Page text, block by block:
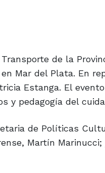
de la
Mar del Plata. En
Estanga. El
y pedagogía del
de Políticas
Martín